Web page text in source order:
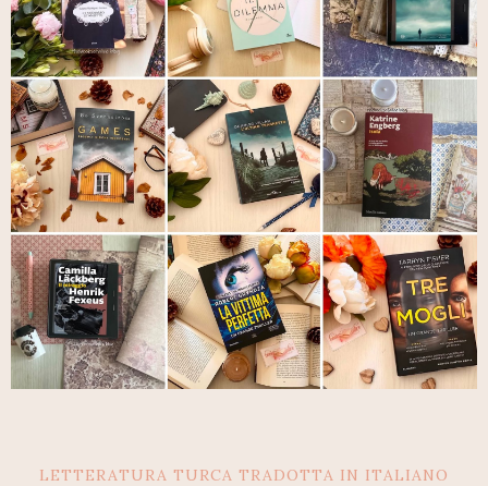
LETTERATURA TURCA TRADOTTA IN ITALIANO